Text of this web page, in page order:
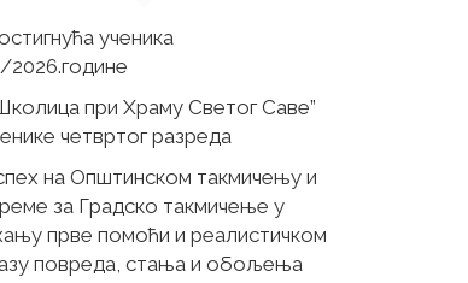
ученика
2026.године
при Храму Светог Саве”
четвртог разреда
на Општинском такмичењу и
за Градско такмичење у
прве помоћи и реалистичком
повреда, стања и обољења